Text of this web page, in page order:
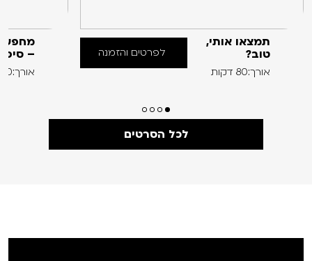
תמצאו אותי,
טוב?
אורך:80 דקות
לפרטים והזמנה
מחפש
–
אורך:60 דקות
לכל הסרטים